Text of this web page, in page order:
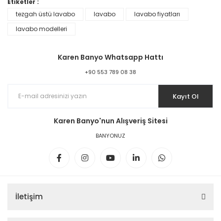
Etiketler :
tezgah üstü lavabo
lavabo
lavabo fiyatları
lavabo modelleri
Karen Banyo Whatsapp Hattı
+90 553 789 08 38
Kayıt Ol
Karen Banyo'nun Alışveriş Sitesi
BANYONUZ
İletişim